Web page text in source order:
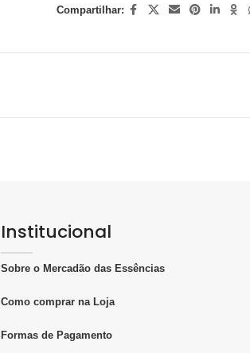
Compartilhar:
Institucional
Sobre o Mercadão das Essências
Como comprar na Loja
Formas de Pagamento